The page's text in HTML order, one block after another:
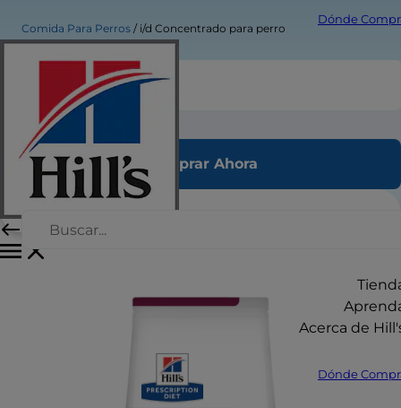
Dónde
Acerca de
Dónde
Comida Para Perros i/d Concentrado para perro
i/d Concentrado para perro
Comprar Ahora